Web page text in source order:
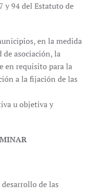
y 94 del Estatuto de
en la medida
de asociación, la
en requisito para la
a la fijación de las
u objetiva y
desarrollo de las